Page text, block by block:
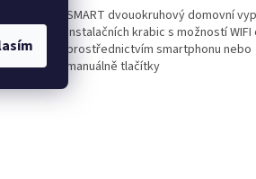
ovládání
SMART dvouokruhový domovní
instalačních krabic s možností
prostřednictvím smartphonu nebo
manuálně tlačítky